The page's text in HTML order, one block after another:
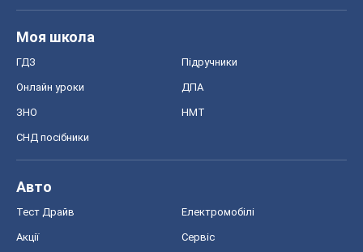
Моя школа
ГДЗ Підручники
Онлайн уроки ДПА
ЗНО НМТ
СНД посібники
Авто
Тест Драйв Електромобілі
Акції Сервіс